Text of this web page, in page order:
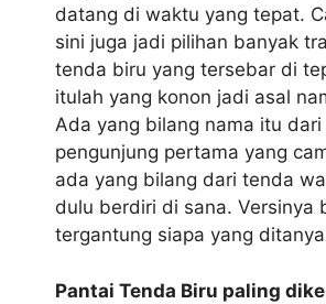
datang di waktu yang tepat.
sini juga jadi pilihan banyak
tenda biru yang tersebar di
itulah yang konon jadi asal
Ada yang bilang nama itu
pengunjung pertama yang
ada yang bilang dari tenda
dulu berdiri di sana. Versinya
tergantung siapa yang
Pantai Tenda Biru paling